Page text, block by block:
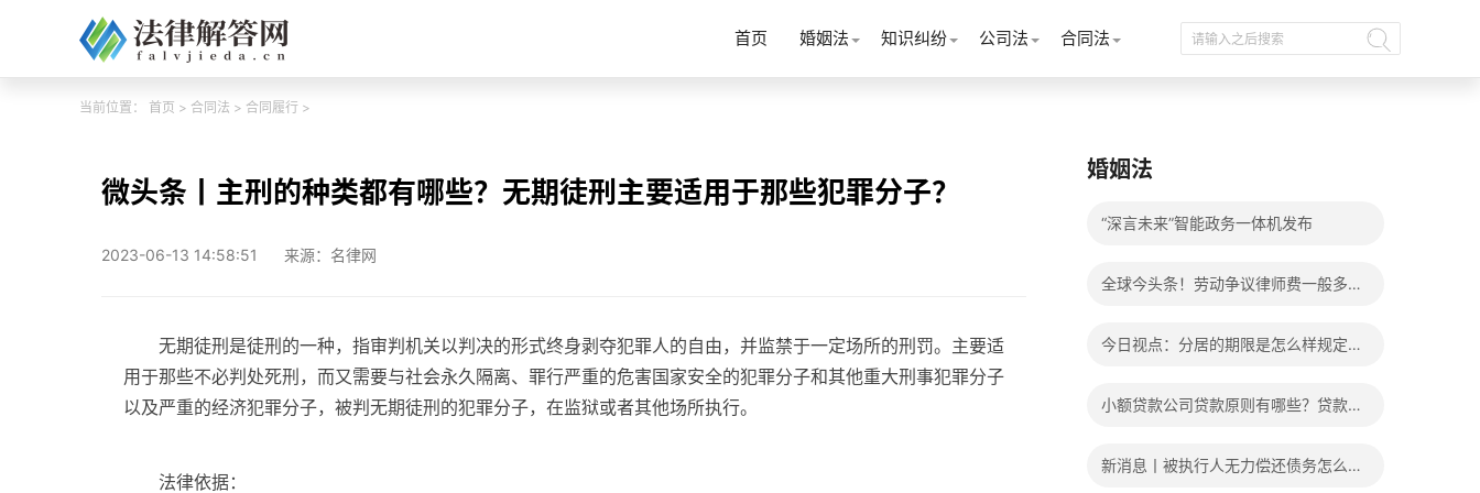
首页 婚姻法 知识纠纷 公司法 合同法
当前位置： 首页 > 合同法 > 合同履行 >
微头条丨主刑的种类都有哪些？无期徒刑主要适用于那些犯罪分子？
2023-06-13 14:58:51 来源：名律网
无期徒刑是徒刑的一种，指审判机关以判决的形式终身剥夺犯罪人的自由，并监禁于一定场所的刑罚。主要适
用于那些不必判处死刑，而又需要与社会永久隔离、罪行严重的危害国家安全的犯罪分子和其他重大刑事犯罪分子
以及严重的经济犯罪分子，被判无期徒刑的犯罪分子，在监狱或者其他场所执行。
法律依据：
婚姻法
“深言未来”智能政务一体机发布
全球今头条！劳动争议律师费一般多少
今日视点：分居的期限是怎么样规定
小额贷款公司贷款原则有哪些？贷款不
新消息丨被执行人无力偿还债务怎么